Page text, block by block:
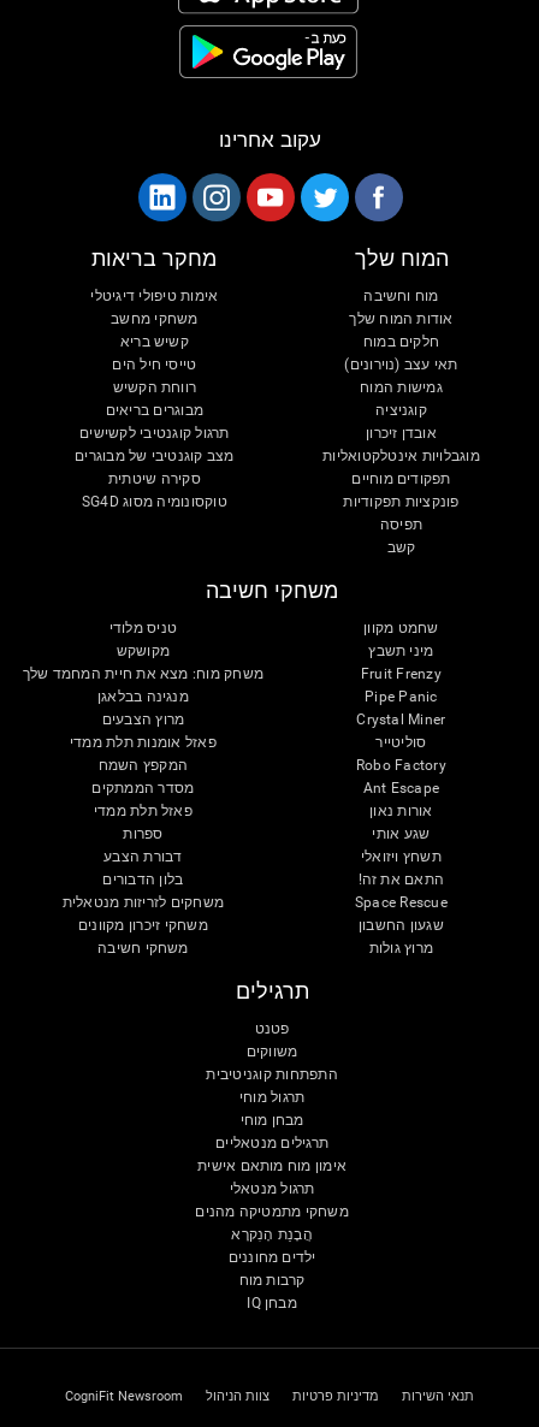
עקוב אחרינו
המוח שלך
מוח וחשיבה
אודות המוח שלך
חלקים במוח
תאי עצב (נוירונים)
גמישות המוח
קוגניציה
אובדן זיכרון
מוגבלויות אינטלקטואליות
תפקודים מוחיים
פונקציות תפקודיות
תפיסה
קשב
מחקר בריאות
אימות טיפולי דיגיטלי
משחקי מחשב
קשיש בריא
טייסי חיל הים
רווחת הקשיש
מבוגרים בריאים
תרגול קוגנטיבי לקשישים
מצב קוגנטיבי של מבוגרים
סקירה שיטתית
טוקסונומיה מסוג SG4D
משחקי חשיבה
שחמט מקוון
מיני תשבץ
Fruit Frenzy
Pipe Panic
Crystal Miner
סוליטייר
Robo Factory
Ant Escape
אורות נאון
שגע אותי
תשחץ ויזואלי
התאם את זה!
Space Rescue
שגעון החשבון
מרוץ גולות
טניס מלודי
מקושקש
משחק מוח: מצא את חיית המחמד שלך
מנגינה בבלאגן
מרוץ הצבעים
פאזל אומנות תלת ממדי
המקפץ השמח
מסדר הממתקים
פאזל תלת ממדי
ספרות
דבורת הצבע
בלון הדבורים
משחקים לזריזות מנטאלית
משחקי זיכרון מקוונים
משחקי חשיבה
תרגילים
פטנט
משווקים
התפתחות קוגניטיבית
תרגול מוחי
מבחן מוחי
תרגילים מנטאליים
אימון מוח מותאם אישית
תרגול מנטאלי
משחקי מתמטיקה מהנים
הֲבָנַת הָנִקרָא
ילדים מחוננים
קרבות מוח
מבחן IQ
תנאי השירות מדיניות פרטיות צוות הניהול CogniFit Newsroom